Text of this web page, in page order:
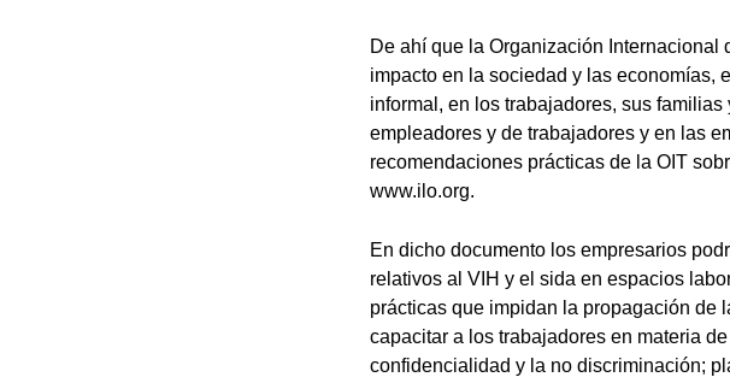
De ahí que la Organización Internacional
impacto en la sociedad y las economías,
informal, en los trabajadores, sus
empleadores y de trabajadores y en las
recomendaciones prácticas de la OIT
www.ilo.org.
En dicho documento los empresarios
relativos al VIH y el sida en espacios
prácticas que impidan la propagación de
capacitar a los trabajadores en materia
confidencialidad y la no discriminación;